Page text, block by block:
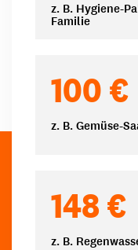
z. B. Hygiene-
Familie
100 €
z. B. Gemüse-
148 €
z. B.